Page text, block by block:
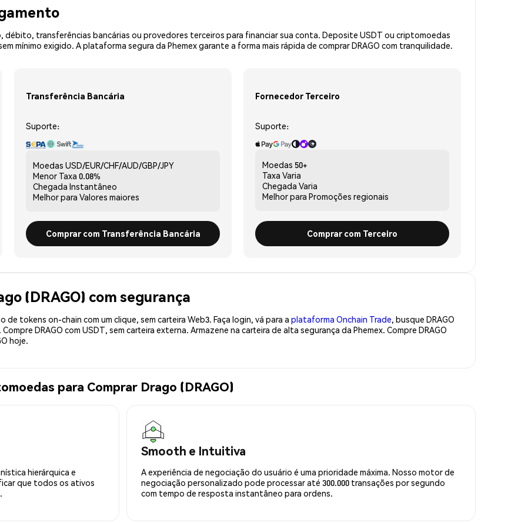
transferências bancárias ou provedores terceiros para financiar sua conta. Deposite USDT ou criptomoedas
mínimo exigido. A plataforma segura da Phemex garante a forma mais rápida de comprar DRAGO com tranquilidade.
Transferência Bancária
Suporte:
Moedas USD/EUR/CHF/AUD/GBP/JPY
Menor Taxa 0.08%
Chegada Instantâneo
Melhor para Valores maiores
Comprar com Transferência Bancária
Fornecedor Terceiro
Suporte:
Moedas 50+
Taxa Varia
Chegada Varia
Melhor para Promoções regionais
Comprar com Terceiro
(DRAGO) com segurança
de tokens on-chain com um clique, sem carteira Web3. Faça login, vá para a plataforma Onchain Trade, busque DRAGO
DRAGO com USDT, sem carteira externa. Armazene na carteira de alta segurança da Phemex. Compre DRAGO
hoje.
para Comprar Drago (DRAGO)
hierárquica e
que todos os ativos
Smooth e Intuitiva
A experiência de negociação do usuário é uma prioridade máxima. Nosso motor de
negociação personalizado pode processar até 300.000 transações por segundo
com tempo de resposta instantâneo para ordens.